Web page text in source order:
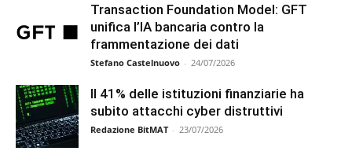
Transaction Foundation Model: GFT
unifica l’IA bancaria contro la
frammentazione dei dati
Stefano Castelnuovo - 24/07/2026
Il 41% delle istituzioni finanziarie ha
subito attacchi cyber distruttivi
Redazione BitMAT - 23/07/2026